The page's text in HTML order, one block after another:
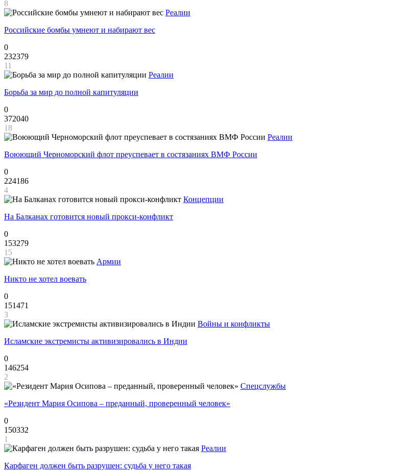
8
Реалии
Российские бомбы умнеют и набирают вес
0
232379
11
Реалии
Борьба за мир до полной капитуляции
0
372040
18
Реалии
Воюющий Черноморский флот преуспевает в состязаниях ВМФ России
0
224186
4
Концепции
На Балканах готовится новый прокси-конфликт
0
153279
15
Армии
Никто не хотел воевать
0
151471
3
Войны и конфликты
Исламские экстремисты активизировались в Индии
0
146254
2
Спецслужбы
«Резидент Мария Осипова – преданный, проверенный человек»
0
150332
1
Реалии
Карфаген должен быть разрушен: судьба у него такая